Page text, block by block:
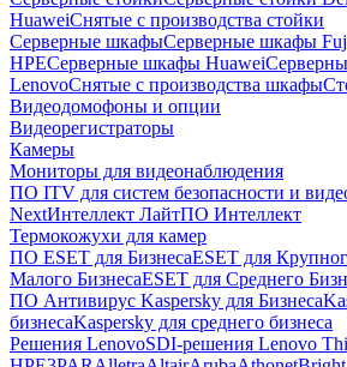
HuaweiСнятые с производства стойки
Серверные шкафыСерверные шкафы
HPEСерверные шкафы Huawei
LenovoСнятые с производства шкафы
Видеодомофоны и опции
Видеорегистраторы
Камеры
Мониторы для видеонаблюдения
ПО ITV для систем безопасности и
NextИнтеллект ЛайтПО Интеллект
Термокожухи для камер
ПО ESET для БизнесаESET для
Малого БизнесаESET для Среднего
ПО Антивирус Kaspersky для Бизнеса
бизнесаKaspersky для среднего бизнеса
Решения LenovoSDI-решения Lenovo